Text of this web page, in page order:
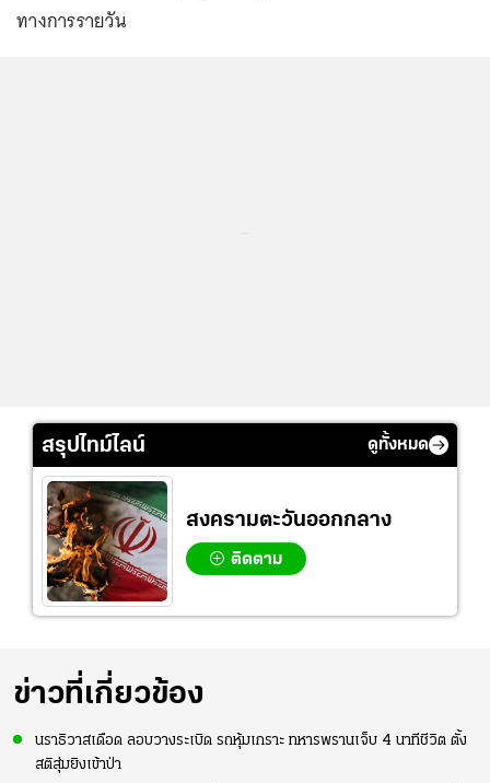
ทางการรายวัน
สรุปไทม์ไลน์ ดูทั้งหมด
สงครามตะวันออกกลาง
ติดตาม
ข่าวที่เกี่ยวข้อง
นราธิวาสเดือด ลอบวางระเบิด รถหุ้มเกราะ ทหารพรานเจ็บ 4 นาทีชีวิต ตั้ง
สติสุ่มยิงเข้าป่า